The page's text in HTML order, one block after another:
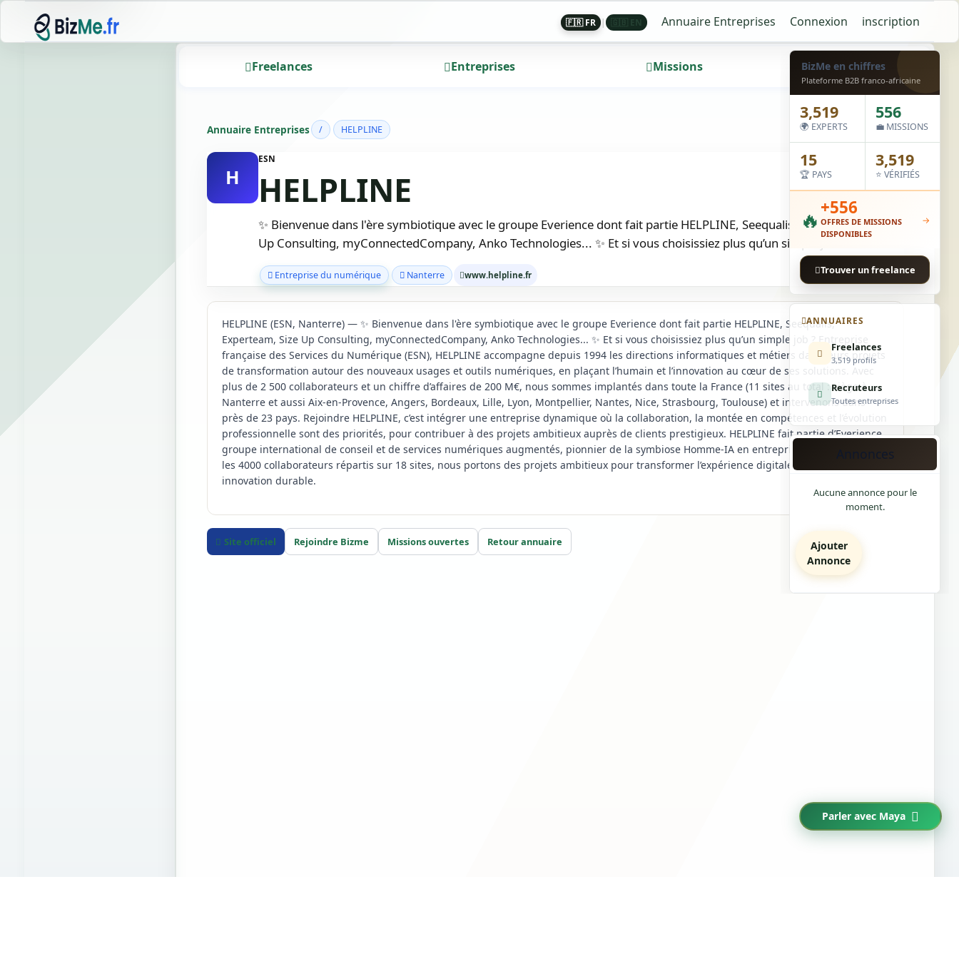
🇫🇷 FR | Annuaire Entreprises Connexion inscription
Freelances Entreprises Missions Wall
Annuaire Entreprises / HELPLINE
H
ESN
HELPLINE
✨ Bienvenue dans l'ère symbiotique avec le groupe Everience dont fait partie HELPLINE, Seequalis, Experteam, Size
Up Consulting, myConnectedCompany, Anko Technologies... ✨ Et si vous choisissiez plus qu’un simple job ?…
Entreprise du numérique Nanterre www.helpline.fr
HELPLINE (ESN, Nanterre) — ✨ Bienvenue dans l'ère symbiotique avec le groupe Everience dont fait partie HELPLINE, Seequalis,
Experteam, Size Up Consulting, myConnectedCompany, Anko Technologies... ✨ Et si vous choisissiez plus qu’un simple job ? Entreprise
française des Services du Numérique (ESN), HELPLINE accompagne depuis 1994 les directions informatiques et métiers dans leurs projets
de transformation autour des nouveaux usages et outils numériques, en plaçant l’humain et l’innovation au cœur de ses solutions. Avec
plus de 2 500 collaborateurs et un chiffre d’affaires de 200 M€, nous sommes implantés dans toute la France (11 sites au total : siège à
Nanterre et aussi Aix-en-Provence, Angers, Bordeaux, Lille, Lyon, Montpellier, Nantes, Nice, Strasbourg, Toulouse) et intervenons dans
près de 23 pays. Rejoindre HELPLINE, c’est intégrer une entreprise dynamique où la collaboration, la montée en compétences et l’évolution
professionnelle sont des priorités, pour contribuer à des projets ambitieux auprès de clients prestigieux. HELPLINE fait partie d’Everience,
groupe international de conseil et de services numériques augmentés, pionnier de la symbiose Homme-IA en entreprise. Ensemble avec
les 4000 collaborateurs répartis sur 18 sites, nous portons des projets ambitieux pour transformer l’expérience digitale et favoriser une
innovation durable.
Site officiel Rejoindre Bizme Missions ouvertes Retour annuaire
BizMe en chiffres
Plateforme B2B franco-africaine
3,519
🌍 EXPERTS
556
💼 MISSIONS
15
🏆 PAYS
3,519
⭐ VÉRIFIÉS
🔥+556
OFFRES DE MISSIONS
DISPONIBLES
→
Trouver un freelance
ANNUAIRES
Freelances
3,519 profils
Recruteurs
Toutes entreprises
Annonces
Aucune annonce pour le
moment.
Ajouter
Annonce
Parler avec Maya